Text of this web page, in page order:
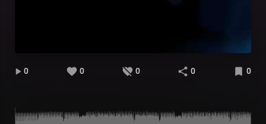
0 0 0 0 0